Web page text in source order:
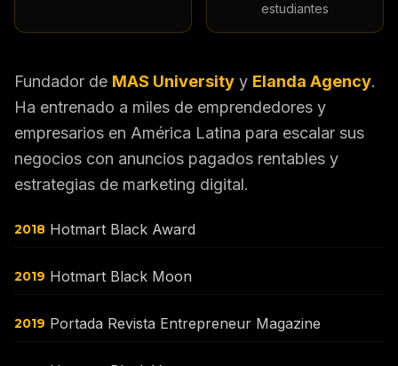
estudiantes
Fundador de MAS University y Elanda Agency.
Ha entrenado a miles de emprendedores y
empresarios en América Latina para escalar sus
negocios con anuncios pagados rentables y
estrategias de marketing digital.
2018 Hotmart Black Award
2019 Hotmart Black Moon
2019 Portada Revista Entrepreneur Magazine